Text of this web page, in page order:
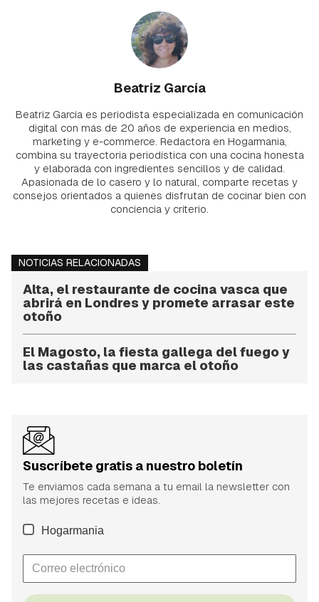
Beatriz García
Beatriz García es periodista especializada en comunicación
digital con más de 20 años de experiencia en medios,
marketing y e-commerce. Redactora en Hogarmania,
combina su trayectoria periodística con una cocina honesta
y elaborada con ingredientes sencillos y de calidad.
Apasionada de lo casero y lo natural, comparte recetas y
consejos orientados a quienes disfrutan de cocinar bien con
conciencia y criterio.
NOTICIAS RELACIONADAS
Alta, el restaurante de cocina vasca que
abrirá en Londres y promete arrasar este
otoño
El Magosto, la fiesta gallega del fuego y
las castañas que marca el otoño
Suscríbete gratis a nuestro boletín
Te enviamos cada semana a tu email la newsletter con
las mejores recetas e ideas.
Hogarmania